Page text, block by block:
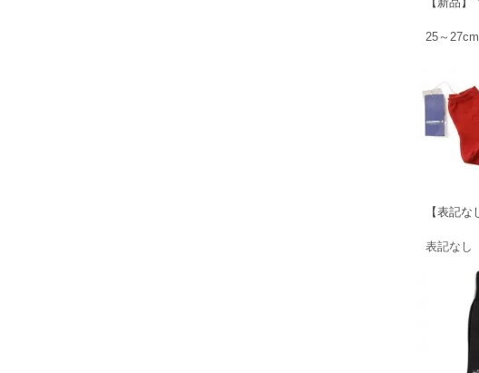
25～27cm
表記なし